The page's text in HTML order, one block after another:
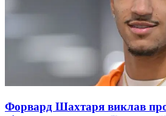
Форвард Шахтаря виклав